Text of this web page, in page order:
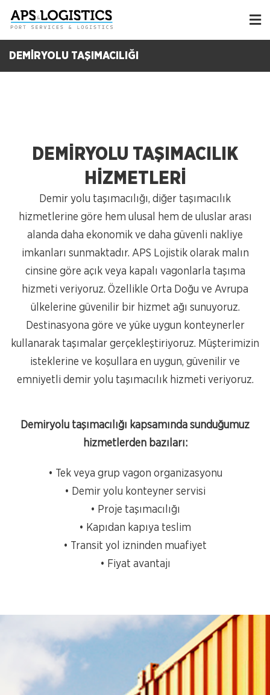
DEMİRYOLU TAŞIMACILIĞI
DEMİRYOLU TAŞIMACILIK
HİZMETLERİ
Demir yolu taşımacılığı, diğer taşımacılık
hizmetlerine göre hem ulusal hem de uluslar arası
alanda daha ekonomik ve daha güvenli nakliye
imkanları sunmaktadır. APS Lojistik olarak malın
cinsine göre açık veya kapalı vagonlarla taşıma
hizmeti veriyoruz. Özellikle Orta Doğu ve Avrupa
ülkelerine güvenilir bir hizmet ağı sunuyoruz.
Destinasyona göre ve yüke uygun konteynerler
kullanarak taşımalar gerçekleştiriyoruz. Müşterimizin
isteklerine ve koşullara en uygun, güvenilir ve
emniyetli demir yolu taşımacılık hizmeti veriyoruz.
Demiryolu taşımacılığı kapsamında sunduğumuz
hizmetlerden bazıları:
• Tek veya grup vagon organizasyonu
• Demir yolu konteyner servisi
• Proje taşımacılığı
• Kapıdan kapıya teslim
• Transit yol izninden muafiyet
• Fiyat avantajı